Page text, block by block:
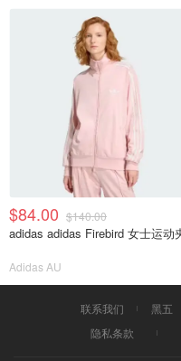
$84.00 $140.00
adidas adidas Firebird 女士运动
Adidas AU
联系我们 黑五
隐私条款